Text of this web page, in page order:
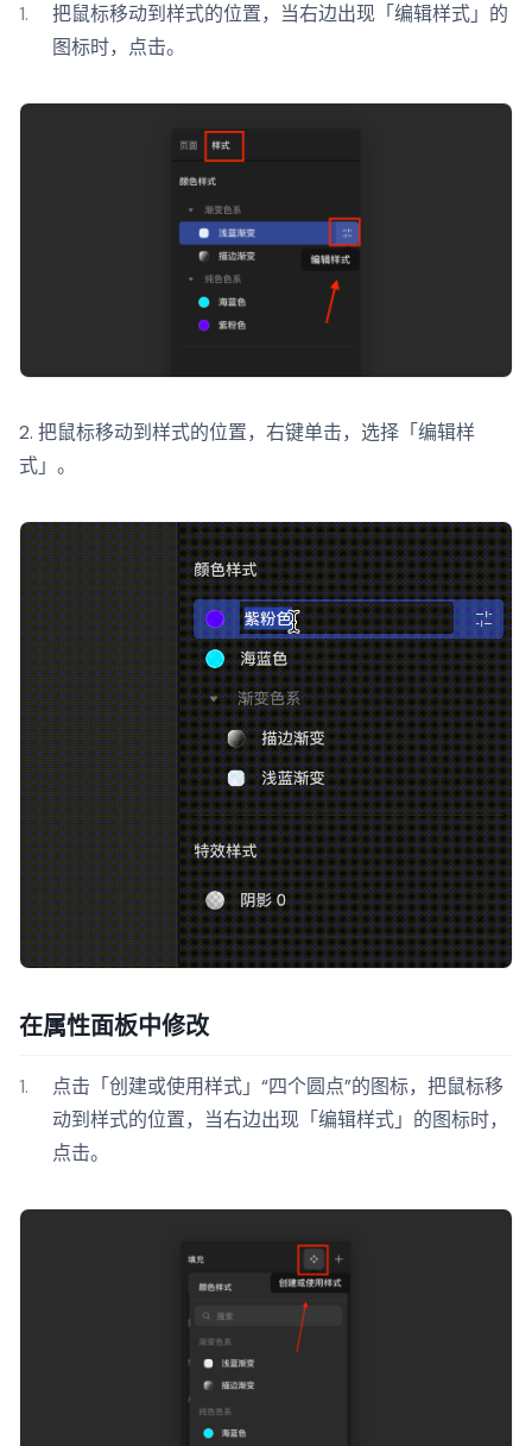
把鼠标移动到样式的位置，当右边出现「编辑样式」的
图标时，点击。
2. 把鼠标移动到样式的位置，右键单击，选择「编辑样
式」。
在属性面板中修改
点击「创建或使用样式」“四个圆点”的图标，把鼠标移
动到样式的位置，当右边出现「编辑样式」的图标时，
点击。